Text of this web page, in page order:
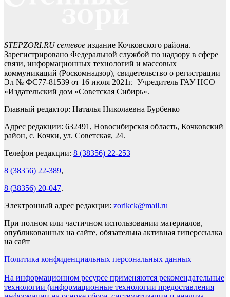
STEPZORI.RU сетевое издание Кочковского района.
Зарегистрировано Федеральной службой по надзору в сфере
связи, информационных технологий и массовых
коммуникаций (Роскомнадзор), свидетельство о регистрации
Эл № ФС77-81539 от 16 июля 2021г. Учредитель ГАУ НСО
«Издательский дом «Советская Сибирь».
Главный редактор: Наталья Николаевна Бурбенко
Адрес редакции: 632491, Новосибирская область, Кочковский
район, с. Кочки, ул. Советская, 24.
Телефон редакции: 8 (38356) 22-253
8 (38356) 22-389,
8 (38356) 20-047.
Электронный адрес редакции: zorikck@mail.ru
При полном или частичном использовании материалов,
опубликованных на сайте, обязательна активная гиперссылка
на сайт
Политика конфиденциальных персональных данных
На информационном ресурсе применяются рекомендательные
технологии (информационные технологии предоставления